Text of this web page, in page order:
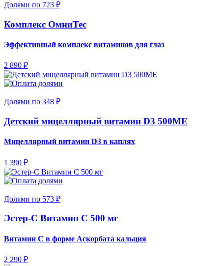
Долями по 723 ₽
Комплекс ОмниТес
Эффективный комплекс витаминов для глаз
2 890 ₽
Долями по 348 ₽
Детский мицеллярный витамин D3 500МЕ
Мицеллярный витамин D3 в каплях
1 390 ₽
Долями по 573 ₽
Эстер-С Витамин С 500 мг
Витамин С в форме Аскорбата кальция
2 290 ₽